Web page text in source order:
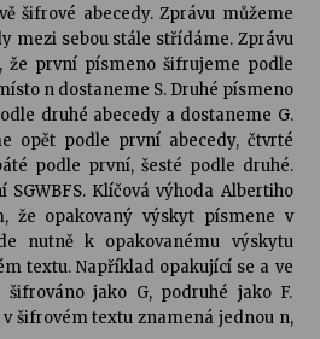
šifrové abecedy. Zprávu můžeme
mezi sebou stále střídáme. Zprávu
že první písmeno šifrujeme podle
n dostaneme S. Druhé písmeno
druhé abecedy a dostaneme G.
opět podle první abecedy, čtvrté
podle první, šesté podle druhé.
Klíčová výhoda Albertiho
že opakovaný výskyt písmene v
nutně k opakovanému výskytu
textu. Například opakující se a ve
jako G, podruhé jako F.
v šifrovém textu znamená jednou n,